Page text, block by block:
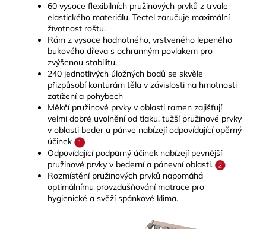
60 vysoce flexibilních pružinových prvků z trvale
elastického materiálu. Tectel zaručuje maximální
životnost roštu.
Rám z vysoce hodnotného, vrstveného lepeného
bukového dřeva s ochranným povlakem pro
zvýšenou stabilitu.
240 jednotlivých úložných bodů se skvěle
přizpůsobí konturám těla v závislosti na hmotnosti
zatížení a pohybech
Měkčí pružinové prvky v oblasti ramen zajišťují
velmi dobré uvolnění od tlaku, tužší pružinové prvky
v oblasti beder a pánve nabízejí odpovídající opěrný
účinek
Odpovídající podpůrný účinek nabízejí pevnější
pružinové prvky v bederní a pánevní oblasti.
Rozmístění pružinových prvků napomáhá
optimálnímu provzdušňování matrace pro
hygienické a svěží spánkové klima.